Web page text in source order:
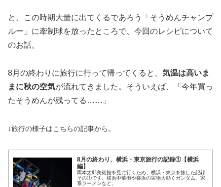
と、この時期大量に出てくるであろう「そうめんチャンプ
ルー」に牽制球を放ったところで、今回のレシピについて
のお話。
8月の終わりに旅行に行って帰ってくると、 気温は高いま
まに秋の空気が流れてきました。そういえば、「今年買っ
たそうめんが残ってる……」
↓旅行の様子はこちらの記事から。
8月の終わり、横浜・東京旅行の記録①【横浜
編】
岡本太郎美術館を見に行くため、横浜・東京を旅した記録
その①です。横浜中華街や横浜の実物大動くガンダム、家
系ラーメンなど。